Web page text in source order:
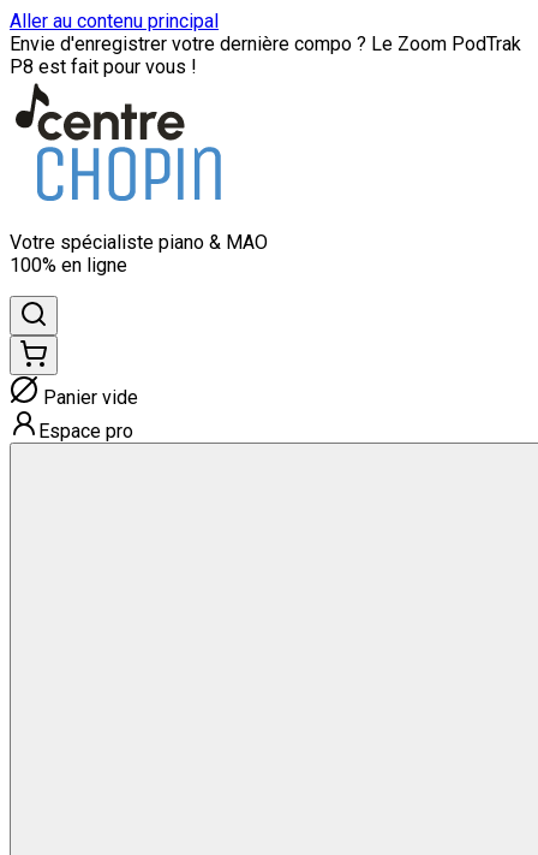
Aller au contenu principal
Envie d'enregistrer votre dernière compo ? Le Zoom PodTrak
P8 est fait pour vous !
Votre spécialiste piano & MAO
100% en ligne
Panier vide
Espace pro